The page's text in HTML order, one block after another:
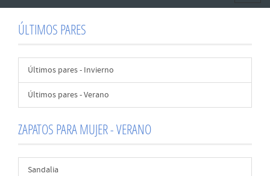
ÚLTIMOS PARES
Últimos pares - Invierno
Últimos pares - Verano
ZAPATOS PARA MUJER - VERANO
Sandalia